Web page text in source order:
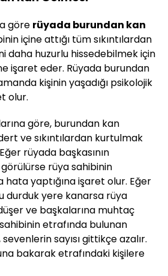
göre rüyada burundan kan
içine attığı tüm sıkıntılardan
daha huzurlu hissedebilmek için
işaret eder. Rüyada burundan
kişinin yaşadığı psikolojik
olur.
göre, burundan kan
ve sıkıntılardan kurtulmak
rüyada başkasının
görülürse rüya sahibinin
hata yaptığına işaret olur. Eğer
durduk yere kanarsa rüya
ve başkalarına muhtaç
etrafında bulunan
sayısı gittikçe azalır.
bakarak etrafındaki kişilere